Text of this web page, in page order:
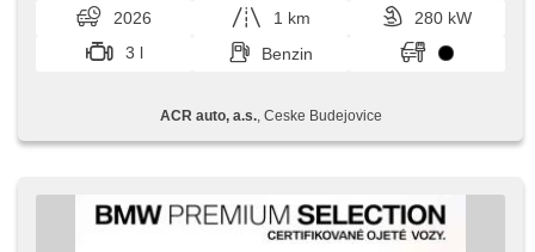
(ESP), Längssitzvorschub, USB, höheneinstellbare
Fahrersitz, El. Klappspiegel, beheizte Lenkrad, Brems-
Assistent, Reifendrucksensor, Lederpolsterung,
Parkassistent, AUX, Blind Spot Anzeige, automatikparken,
360° monitorovací systém (AVM), bezdrátová nabíječka
mobilních telefonů, isofix, samostmívací zrcátka, parkovací
interiéru, digitální příjem rádia (DAB), LED adaptivní
světlomety, automatické přepínání dálkových světel
2026 1 km
280 kW
3 l
Benzin
ACR auto, a.s., Ceske Budejovice